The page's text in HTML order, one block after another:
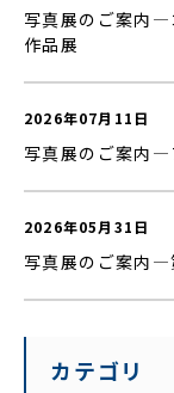
写真展のご案内
作品展
2026年07月11日
写真展のご案内
2026年05月31日
写真展のご案内—
カテゴリ